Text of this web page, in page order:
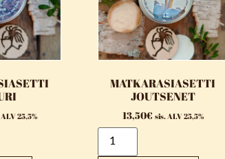
25,5%
MATKARASIASETTI
JOUTSENET
13,50€ sis. ALV 25,5%